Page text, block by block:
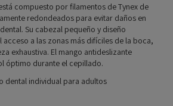
compuesto por filamentos de Tynex de
redondeados para evitar daños en
Su cabezal pequeño y diseño
a las zonas más difíciles de la boca,
exhaustiva. El mango antideslizante
óptimo durante el cepillado.
dental individual para adultos